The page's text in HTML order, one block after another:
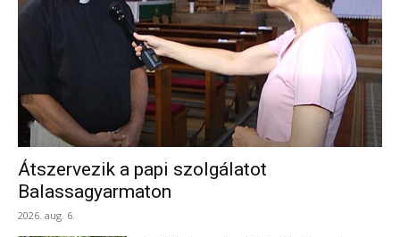
Átszervezik a papi szolgálatot
Balassagyarmaton
2026. aug. 6.